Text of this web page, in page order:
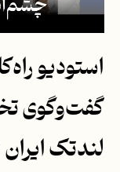
گفت‌و‌گوی
لندتک ایران ۱۴۰۴» را منتشر کرد